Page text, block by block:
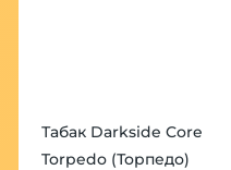
Табак Darkside Core
Torpedo (Торпедо)